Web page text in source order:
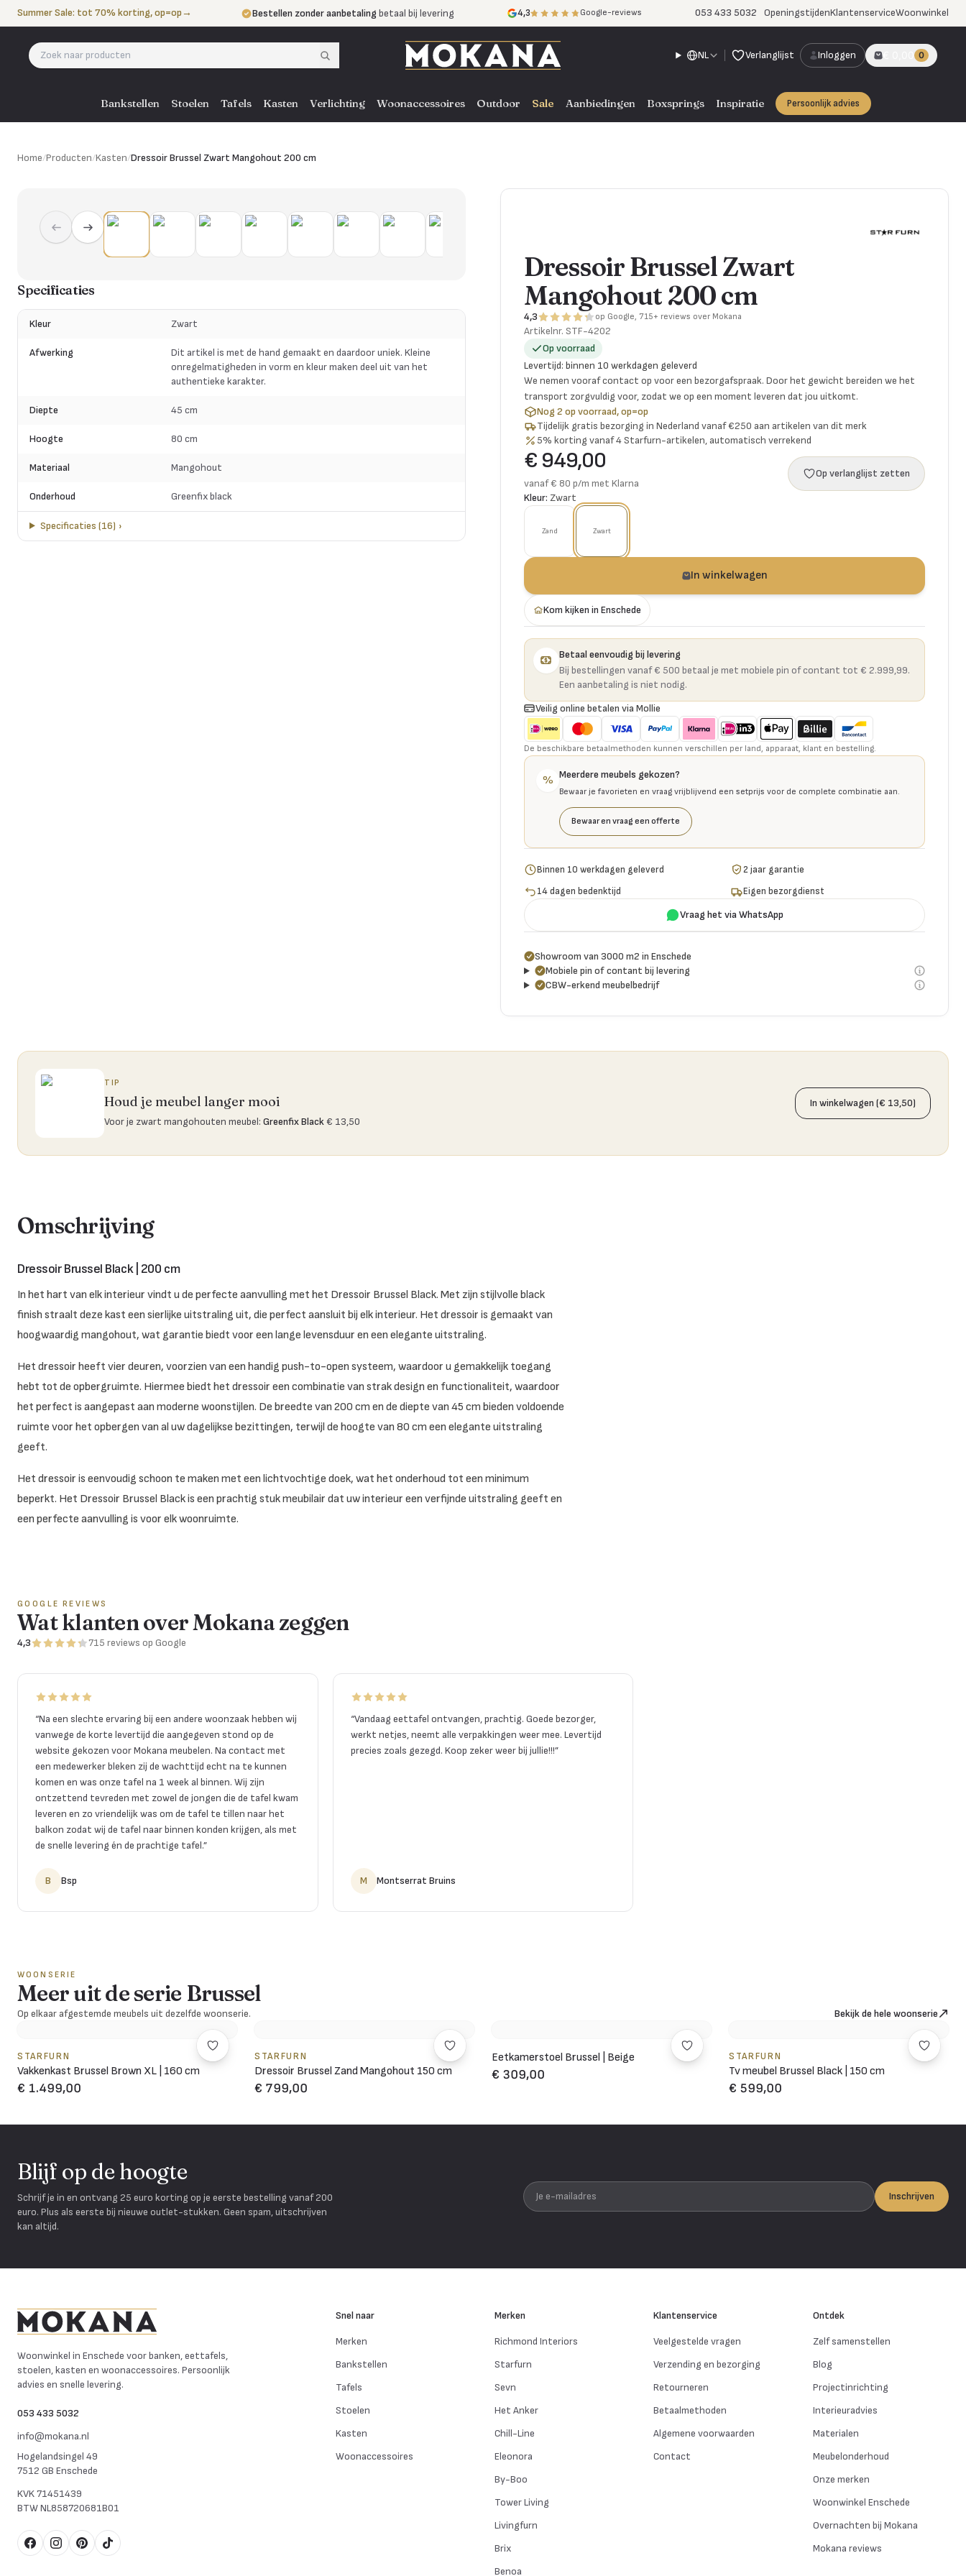
Naar de inhoud
Summer Sale: tot 70% korting, op=op→ Bestellen zonder aanbetaling betaal bij levering
Eigen bezorgdienst door heel NL, BE en DE
4,3 Google-reviews 053 433 5032 OpeningstijdenKlantenserviceWoonwinkel
NL Verlanglijst Inloggen € 0,00 0
Bankstellen Stoelen Tafels Kasten Verlichting Woonaccessoires Outdoor Sale Aanbiedingen Boxsprings Inspiratie Persoonlijk advies
Home/Producten/Kasten/Dressoir Brussel Zwart Mangohout 200 cm
Specificaties
Kleur Zwart
Afwerking
Dit artikel is met de hand gemaakt en daardoor uniek. Kleine
onregelmatigheden in vorm en kleur maken deel uit van het
authentieke karakter.
Diepte 45 cm
Hoogte 80 cm
Materiaal Mangohout
Onderhoud Greenfix black
Specificaties (16) ›
Dressoir Brussel Zwart
Mangohout 200 cm
4,3 op Google, 715+ reviews over Mokana
Artikelnr. STF-4202
Op voorraad
Levertijd: binnen 10 werkdagen geleverd
We nemen vooraf contact op voor een bezorgafspraak. Door het gewicht bereiden we het
transport zorgvuldig voor, zodat we op een moment leveren dat jou uitkomt.
Nog 2 op voorraad, op=op
Tijdelijk gratis bezorging in Nederland vanaf €250 aan artikelen van dit merk
5% korting vanaf 4 Starfurn-artikelen, automatisch verrekend
€ 949,00
vanaf € 80 p/m met Klarna
Op verlanglijst zetten
Kleur: Zwart
Zand Zwart
In winkelwagen
Kom kijken in Enschede
Betaal eenvoudig bij levering
Bij bestellingen vanaf € 500 betaal je met mobiele pin of contant tot € 2.999,99.
Een aanbetaling is niet nodig.
Veilig online betalen via Mollie
De beschikbare betaalmethoden kunnen verschillen per land, apparaat, klant en bestelling.
% Meerdere meubels gekozen?
Bewaar je favorieten en vraag vrijblijvend een setprijs voor de complete combinatie aan.
Bewaar en vraag een offerte
Binnen 10 werkdagen geleverd
2 jaar garantie
14 dagen bedenktijd
Eigen bezorgdienst
Vraag het via WhatsApp
Showroom van 3000 m2 in Enschede
Mobiele pin of contant bij levering
CBW-erkend meubelbedrijf
TIP
Houd je meubel langer mooi
Voor je zwart mangohouten meubel: Greenfix Black€ 13,50
In winkelwagen (€ 13,50)
Omschrijving
Dressoir Brussel Black | 200 cm
In het hart van elk interieur vindt u de perfecte aanvulling met het Dressoir Brussel Black. Met zijn stijlvolle black
finish straalt deze kast een sierlijke uitstraling uit, die perfect aansluit bij elk interieur. Het dressoir is gemaakt van
hoogwaardig mangohout, wat garantie biedt voor een lange levensduur en een elegante uitstraling.
Het dressoir heeft vier deuren, voorzien van een handig push-to-open systeem, waardoor u gemakkelijk toegang
hebt tot de opbergruimte. Hiermee biedt het dressoir een combinatie van strak design en functionaliteit, waardoor
het perfect is aangepast aan moderne woonstijlen. De breedte van 200 cm en de diepte van 45 cm bieden voldoende
ruimte voor het opbergen van al uw dagelijkse bezittingen, terwijl de hoogte van 80 cm een elegante uitstraling
geeft.
Het dressoir is eenvoudig schoon te maken met een lichtvochtige doek, wat het onderhoud tot een minimum
beperkt. Het Dressoir Brussel Black is een prachtig stuk meubilair dat uw interieur een verfijnde uitstraling geeft en
een perfecte aanvulling is voor elk woonruimte.
GOOGLE REVIEWS
Wat klanten over Mokana zeggen
4,3 715 reviews op Google
“Na een slechte ervaring bij een andere woonzaak hebben wij
vanwege de korte levertijd die aangegeven stond op de
website gekozen voor Mokana meubelen. Na contact met
een medewerker bleken zij de wachttijd echt na te kunnen
komen en was onze tafel na 1 week al binnen. Wij zijn
ontzettend tevreden met zowel de jongen die de tafel kwam
leveren en zo vriendelijk was om de tafel te tillen naar het
balkon zodat wij de tafel naar binnen konden krijgen, als met
de snelle levering én de prachtige tafel.”
B Bsp
“Vandaag eettafel ontvangen, prachtig. Goede bezorger,
werkt netjes, neemt alle verpakkingen weer mee. Levertijd
precies zoals gezegd. Koop zeker weer bij jullie!!!”
M Montserrat Bruins
WOONSERIE
Meer uit de serie Brussel
Op elkaar afgestemde meubels uit dezelfde woonserie. Bekijk de hele woonserie
STARFURN
Vakkenkast Brussel Brown XL | 160 cm
€ 1.499,00
STARFURN
Dressoir Brussel Zand Mangohout 150 cm
€ 799,00
Eetkamerstoel Brussel | Beige
€ 309,00
STARFURN
Tv meubel Brussel Black | 150 cm
€ 599,00
Blijf op de hoogte
Schrijf je in en ontvang 25 euro korting op je eerste bestelling vanaf 200
euro. Plus als eerste bij nieuwe outlet-stukken. Geen spam, uitschrijven
kan altijd.
Je e-mailadres
Inschrijven
Woonwinkel in Enschede voor banken, eettafels,
stoelen, kasten en woonaccessoires. Persoonlijk
advies en snelle levering.
053 433 5032
info@mokana.nl
Hogelandsingel 49
7512 GB Enschede
KVK71451439
BTWNL858720681B01
FacebookInstagram
Pinterest
TikTok
Snel naar
Merken
Bankstellen
Tafels
Stoelen
Kasten
Woonaccessoires
Merken
Richmond Interiors
Starfurn
Sevn
Het Anker
Chill-Line
Eleonora
By-Boo
Tower Living
Livingfurn
Brix
Benoa
Klantenservice
Veelgestelde vragen
Verzending en bezorging
Retourneren
Betaalmethoden
Algemene voorwaarden
Contact
Ontdek
Zelf samenstellen
Blog
Projectinrichting
Interieuradvies
Materialen
Meubelonderhoud
Onze merken
Woonwinkel Enschede
Overnachten bij Mokana
Mokana reviews